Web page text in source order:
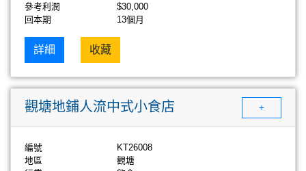
參考利潤
$30,000
回本期
13個月
詳細 收藏
觀塘地鋪人流中式小食店 +
編號
KT26008
地區
觀塘